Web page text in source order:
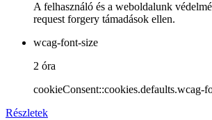
A felhasználó és a weboldalunk
request forgery támadások ellen.
wcag-font-size
2 óra
cookieConsent::cookies.defaults.wcag-
Részletek